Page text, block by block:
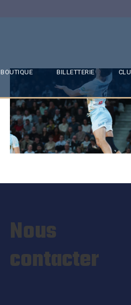
BOUTIQUE BILLETTERIE
SAISON 24/25-11
Nous
contacter